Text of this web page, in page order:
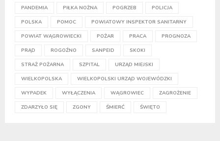
PANDEMIA PIŁKA NOŻNA POGRZEB POLICJA
POLSKA POMOC POWIATOWY INSPEKTOR SANITARNY
POWIAT WĄGROWIECKI POŻAR PRACA PROGNOZA
PRĄD ROGOŹNO SANPEID SKOKI
STRAŻ POŻARNA SZPITAL URZĄD MIEJSKI
WIELKOPOLSKA WIELKOPOLSKI URZĄD WOJEWÓDZKI
WYPADEK WYŁĄCZENIA WĄGROWIEC ZAGROŻENIE
ZDARZYŁO SIĘ ZGONY ŚMIERĆ ŚWIĘTO